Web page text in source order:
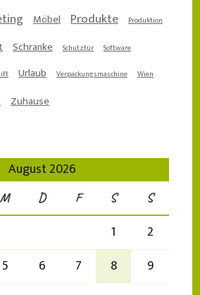
Möbel Produkte Produktion
Schranke Schutztür Software
Urlaub Verpackungsmaschine Wien
Zuhause
August 2026
M D F S S
1
2
5 6 7 8
9